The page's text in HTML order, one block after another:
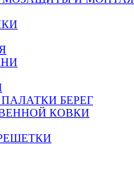
БЕРЕГ
КОВКИ